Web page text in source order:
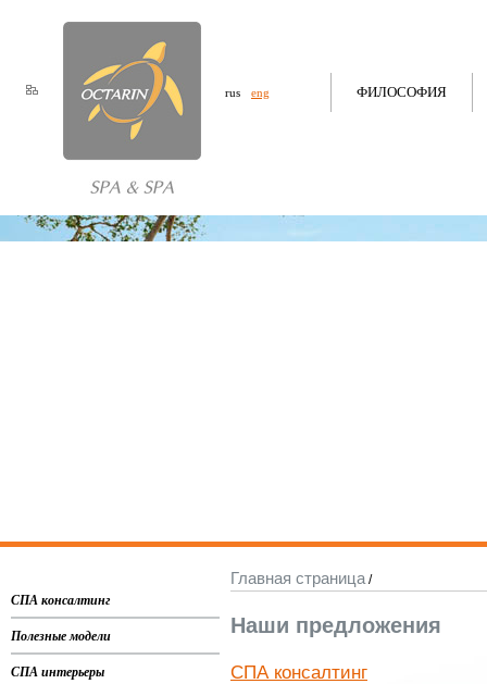
rus eng ФИЛОСОФИЯ
СПА консалтинг
Полезные модели
СПА интерьеры
Главная страница/
Наши предложения
СПА консалтинг